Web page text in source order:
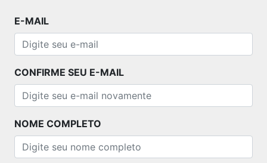
E-MAIL
CONFIRME SEU E-MAIL
NOME COMPLETO